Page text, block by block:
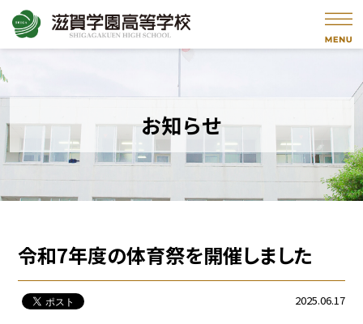
お知らせ
令和7年度の体育祭を開催しました
2025.06.17